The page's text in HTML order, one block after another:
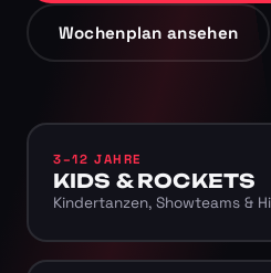
Wochenplan ansehen
3–12 JAHRE
KIDS & ROCKETS
Kindertanzen, Showteams &